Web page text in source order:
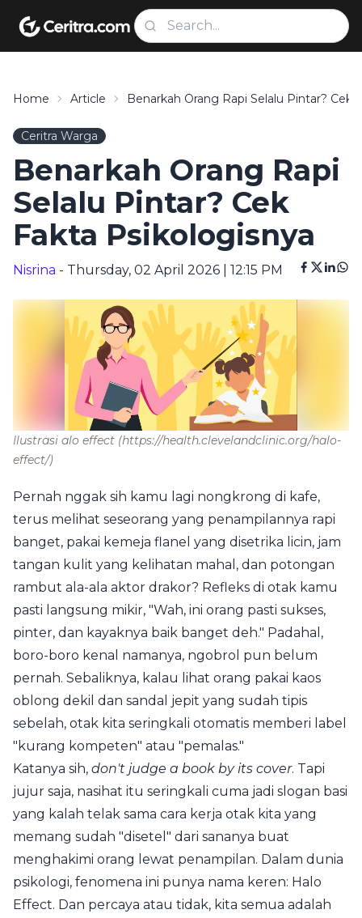
Home Article Benarkah Orang Rapi Selalu Pintar? Cek
Ceritra Warga
Benarkah Orang Rapi
Selalu Pintar? Cek
Fakta Psikologisnya
Nisrina - Thursday, 02 April 2026 | 12:15 PM
Ilustrasi alo effect (https://health.clevelandclinic.org/halo-
effect/)
Pernah nggak sih kamu lagi nongkrong di kafe,
terus melihat seseorang yang penampilannya rapi
banget, pakai kemeja flanel yang disetrika licin, jam
tangan kulit yang kelihatan mahal, dan potongan
rambut ala-ala aktor drakor? Refleks di otak kamu
pasti langsung mikir, "Wah, ini orang pasti sukses,
pinter, dan kayaknya baik banget deh." Padahal,
boro-boro kenal namanya, ngobrol pun belum
pernah. Sebaliknya, kalau lihat orang pakai kaos
oblong dekil dan sandal jepit yang sudah tipis
sebelah, otak kita seringkali otomatis memberi label
"kurang kompeten" atau "pemalas."
Katanya sih, don't judge a book by its cover. Tapi
jujur saja, nasihat itu seringkali cuma jadi slogan basi
yang kalah telak sama cara kerja otak kita yang
memang sudah "disetel" dari sananya buat
menghakimi orang lewat penampilan. Dalam dunia
psikologi, fenomena ini punya nama keren: Halo
Effect. Dan percaya atau tidak, kita semua adalah